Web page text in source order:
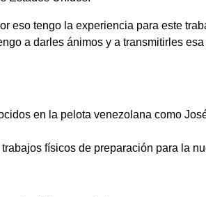
eso tengo la experiencia para este
a darles ánimos y a transmitirles
en la pelota venezolana como
físicos de preparación para la